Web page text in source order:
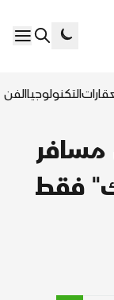
التكنولوجياالفن
فقط